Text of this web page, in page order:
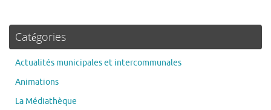
Catégories
Actualités municipales et intercommunales
Animations
La Médiathèque